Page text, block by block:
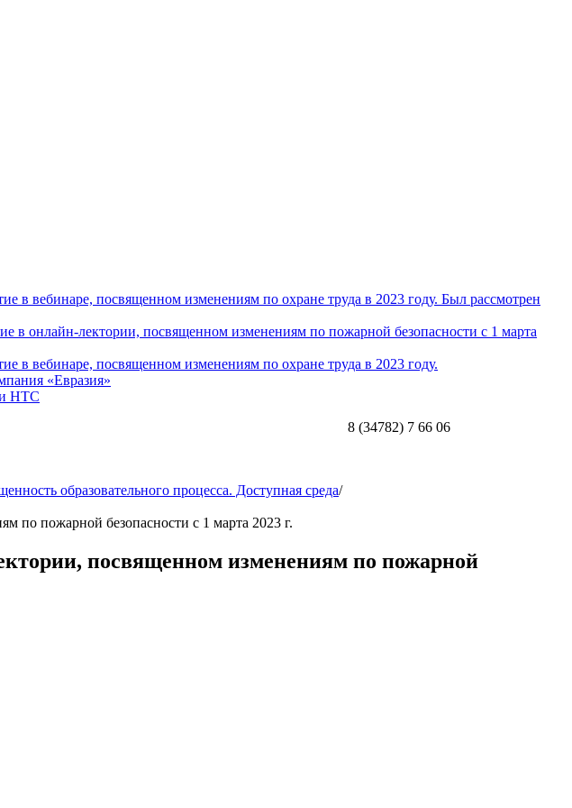
вебинаре, посвященном изменениям по охране труда в 2023 году. Был рассмотрен
онлайн-лектории, посвященном изменениям по пожарной безопасности с 1 марта
вебинаре, посвященном изменениям по охране труда в 2023 году.
«Евразия»
НТС
8 (34782) 7 66 06
образовательного процесса. Доступная среда/
пожарной безопасности с 1 марта 2023 г.
посвященном изменениям по пожарной